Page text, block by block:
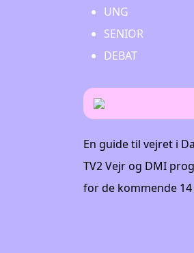
UNG
SENIOR
DEBAT
En guide til vejret i
TV2 Vejr og DMI
for de kommende